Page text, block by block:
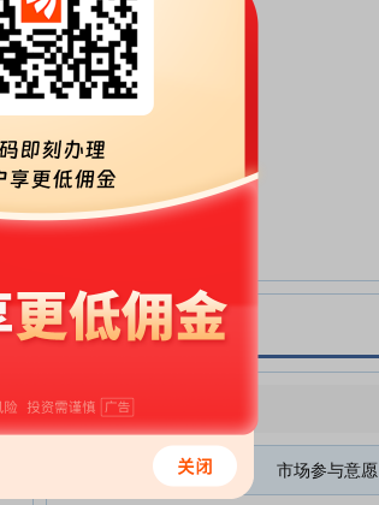
北京掌趣科技股份有限公司
度股东会的法律意见书
技:2025年度股东会决议公
技:2026年5月15日投资者
动记录表
技:2025年度独立董事述职
闯)
及履行监督职责情况的报告
技:控股股东及其他关联方
技:2025年度非经营性资金
其他关联资金往来情况汇总
技:2025年度内部控制评价
度有所下降，参与意愿有所增强
市场参与意愿